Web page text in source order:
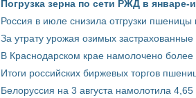
Погрузка зерна по сети РЖД в январе-
Россия в июле снизила отгрузки
За утрату урожая озимых
В Краснодарском крае намолочено
Итоги российских биржевых торгов
Белоруссия на 3 августа намолотила